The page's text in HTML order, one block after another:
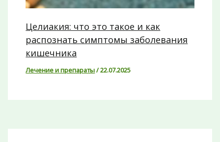
Целиакия: что это такое и как
распознать симптомы заболевания
кишечника
Лечение и препараты/22.07.2025